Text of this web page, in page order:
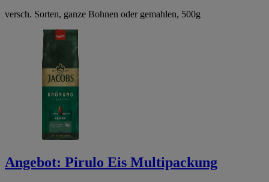
versch. Sorten, ganze Bohnen oder gemahlen, 500g
Angebot: Pirulo Eis Multipackung